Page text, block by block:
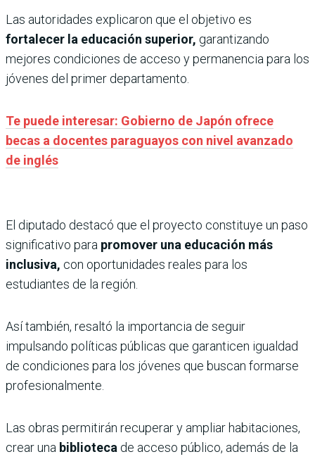
Las autoridades explicaron que el objetivo es
fortalecer la educación superior, garantizando
mejores condiciones de acceso y permanencia para los
jóvenes del primer departamento.
Te puede interesar: Gobierno de Japón ofrece
becas a docentes paraguayos con nivel avanzado
de inglés
El diputado destacó que el proyecto constituye un paso
significativo para promover una educación más
inclusiva, con oportunidades reales para los
estudiantes de la región.
Así también, resaltó la importancia de seguir
impulsando políticas públicas que garanticen igualdad
de condiciones para los jóvenes que buscan formarse
profesionalmente.
Las obras permitirán recuperar y ampliar habitaciones,
crear una biblioteca de acceso público, además de la